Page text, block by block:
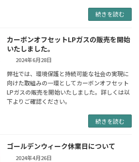
続きを読む
カーボンオフセットLPガスの販売を開始
いたしました。
2024年6月28日
弊社では、環境保護と持続可能な社会の実現に
向けた取組みの一環としてカーボンオフセット
LPガスの販売を開始いたしました。詳しくは以
下よりご確認ください。
続きを読む
ゴールデンウィーク休業日について
2024年4月26日